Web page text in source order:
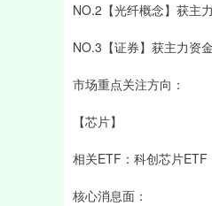
NO.2【光纤概念】获主
NO.3【证券】获主力资
市场重点关注方向：
【芯片】
相关ETF：科创芯片
核心消息面：